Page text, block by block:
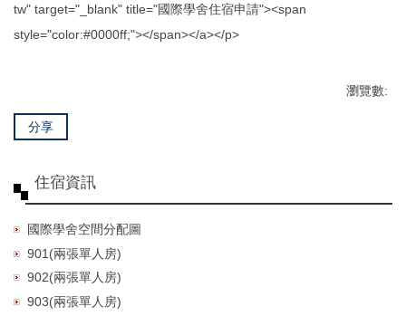
tw" target="_blank" title="國際學舍住宿申請"><span
style="color:#0000ff;"></span></a></p>
瀏覽數:
分享
住宿資訊
國際學舍空間分配圖
901(兩張單人房)
902(兩張單人房)
903(兩張單人房)